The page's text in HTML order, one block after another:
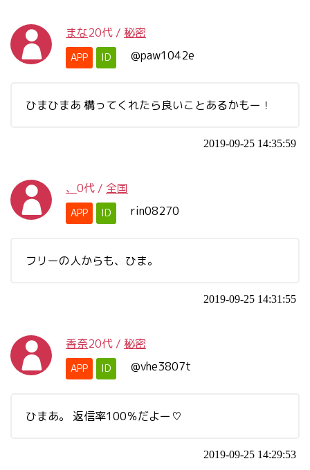
まな20代 / 秘密
APP ID @paw1042e
ひまひまあ 構ってくれたら良いことあるかもー！
2019-09-25 14:35:59
、 0代 / 全国
APP ID rin08270
フリーの人からも、ひま。
2019-09-25 14:31:55
香奈20代 / 秘密
APP ID @vhe3807t
ひまあ。 返信率100％だよー♡
2019-09-25 14:29:53